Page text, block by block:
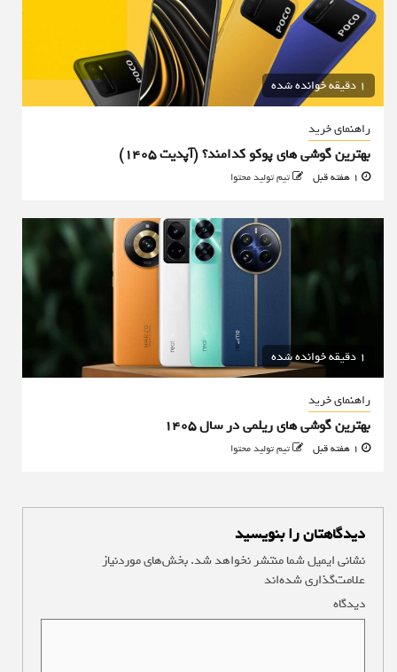
1 دقیقه خوانده شده
راهنمای خرید
بهترین گوشی های پوکو کدامند؟ (آپدیت ۱۴۰۵)
تیم تولید محتوا
1 دقیقه خوانده شده
راهنمای خرید
بهترین گوشی های ریلمی در سال 1405
تیم تولید محتوا
دیدگاهتان را بنویسید
نشانی ایمیل شما منتشر نخواهد شد.بخش‌های موردنیاز
علامت‌گذاری شده‌اند
دیدگاه